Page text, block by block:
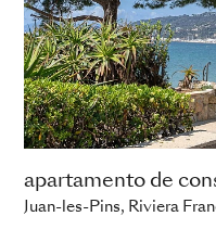
Juan-les-Pins, Riviera